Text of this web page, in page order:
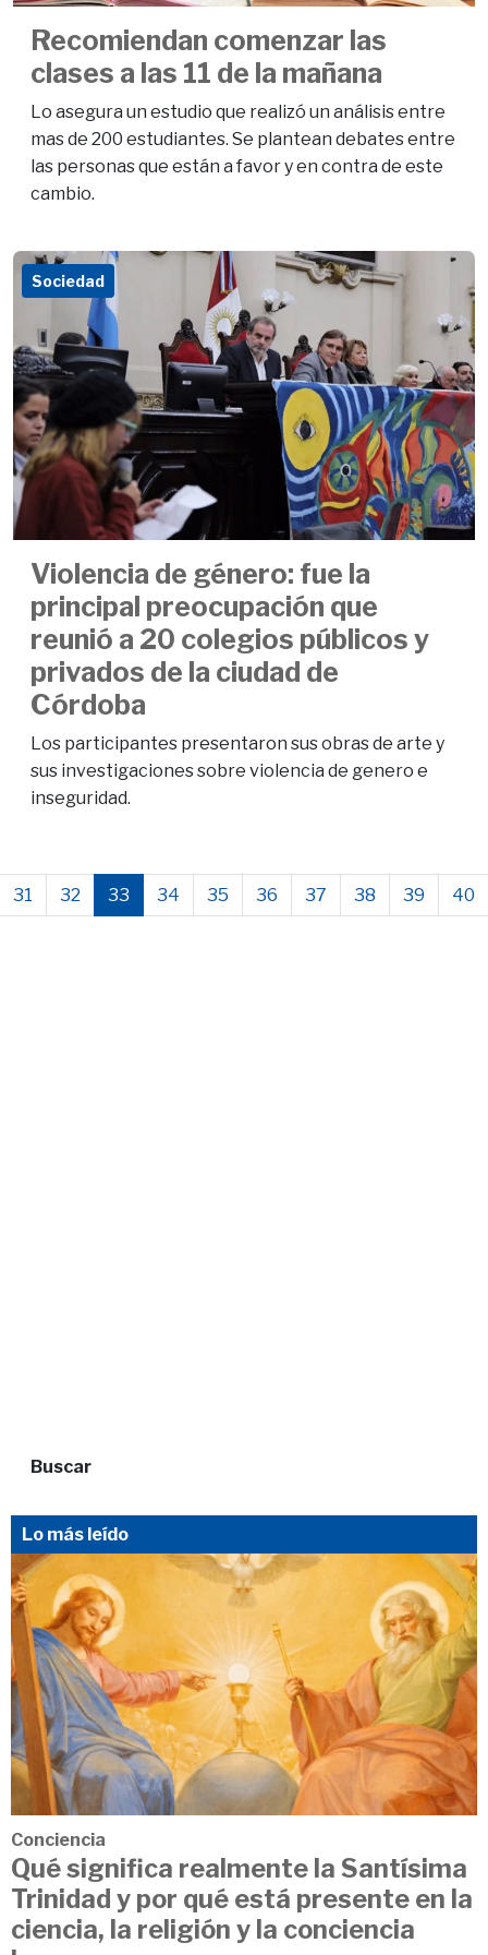
Recomiendan comenzar las
clases a las 11 de la mañana
Lo asegura un estudio que realizó un análisis entre
mas de 200 estudiantes. Se plantean debates entre
las personas que están a favor y en contra de este
cambio.
Sociedad
Violencia de género: fue la
principal preocupación que
reunió a 20 colegios públicos y
privados de la ciudad de
Córdoba
Los participantes presentaron sus obras de arte y
sus investigaciones sobre violencia de genero e
inseguridad.
31 32 33 34 35 36 37 38 39 40
Buscar
Lo más leído
Conciencia
Qué significa realmente la Santísima
Trinidad y por qué está presente en la
ciencia, la religión y la conciencia